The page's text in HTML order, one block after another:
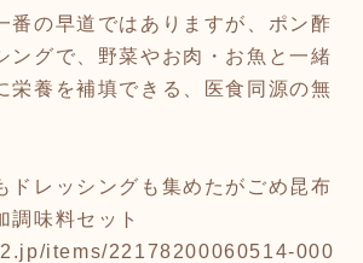
番の早道ではありますが、ポン酢
ングで、野菜やお肉・お魚と一緒
栄養を補填できる、医食同源の無
レッシングも集めたがごめ昆布
調味料セット
items/22178200060514-000